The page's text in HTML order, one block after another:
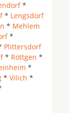
*
* Lengsdorf
* Mehlem
*
Plittersdorf
* Röttgen *
*
* Vilich *